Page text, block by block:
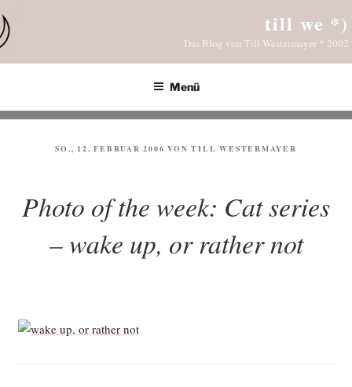
Inhalt
springen
till we *)
Das Blog von Till Westermayer * 2002
Menü
VERÖFFENTLICHT
SO., 12. FEBRUAR 2006 VONTILL WESTERMAYER
Photo of the week: Cat series
– wake up, or rather not